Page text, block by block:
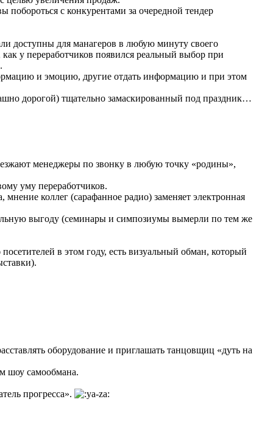
побороться с конкурентами за очередной тендер
доступны для манагеров в любую минуту своего
у переработчиков появился реальный выбор при
и эмоцию, другие отдать информацию и при этом
дорогой) тщательно замаскированный под праздник…
менеджеры по звонку в любую точку «родины»,
уму переработчиков.
коллег (сарафанное радио) заменяет электронная
выгоду (семинары и симпозиумы вымерли по тем же
в этом году, есть визуальный обман, который
оборудование и приглашать танцовщиц «дуть на
шоу самообмана.
прогресса».